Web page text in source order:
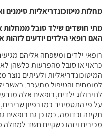
מחלות מיטוכונדריאליות סימנים
מתי חושדים שילד סובל ממחלות
האם רופאי הילדים יודעים לזהות
רופאי ילדים ומשפחה אליהם
כראוי או סובל מהפרעות כלשהן
המיטוכונדריאליות ולעיתים
למומחים והטיפול מתעכב. כאשר
לנוירולוג ילדים, רופאים אלה
על פי התסמינים כמו רפיון
תקינה וכדומה. כמו כן גם רופאים
מכירים ויזהו כשקיים חשד למחלה